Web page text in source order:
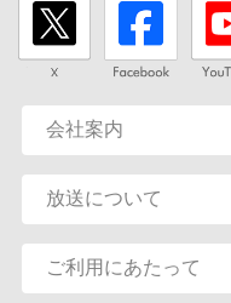
会社案内
放送について
ご利用にあたって